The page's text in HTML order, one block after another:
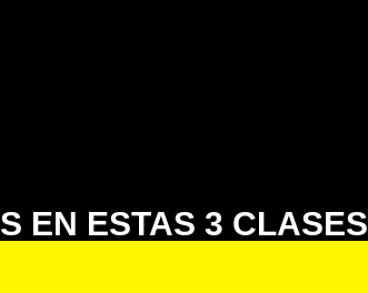
EN ESTAS 3 CLASES